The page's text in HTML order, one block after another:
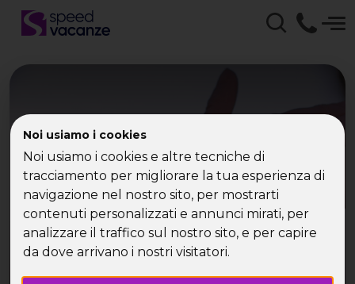
Noi usiamo i cookies
Noi usiamo i cookies e altre tecniche di
tracciamento per migliorare la tua esperienza di
navigazione nel nostro sito, per mostrarti
contenuti personalizzati e annunci mirati, per
analizzare il traffico sul nostro sito, e per capire
da dove arrivano i nostri visitatori.
Sito per single con Speed
Vacanze - Viaggi e
vacanze per single
Speed Vacanze è il sito per single che ti fa
conoscere nuove persone viaggiando!